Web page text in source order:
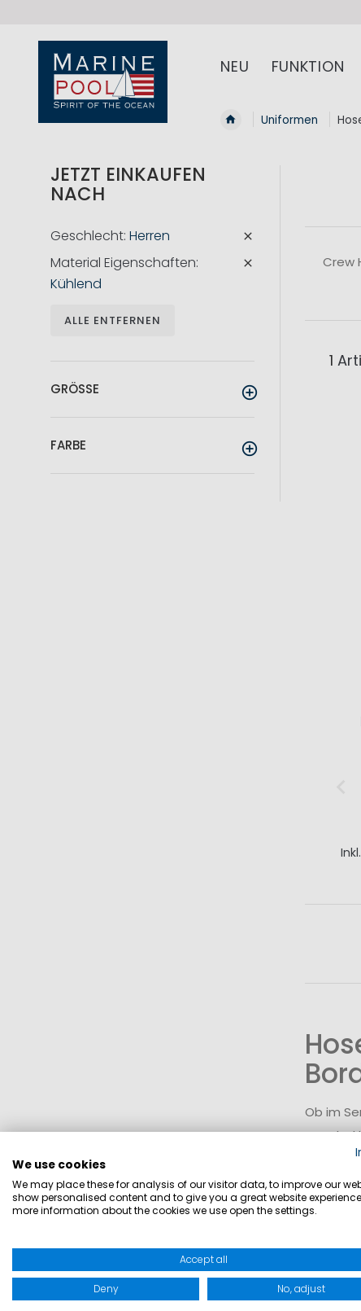
NEU FUNKTION
Uniformen
Crew
1
Ob im
Zum
Dadurch
JETZT EINKAUFEN
NACH
Geschlecht Herren
Material Eigenschaften
Kühlend
ALLE ENTFERNEN
GRÖSSE
FARBE
We use cookies
We may place these for analysis of our visitor data, to improve our
show personalised content and to give you a great website
more information about the cookies we use open the settings.
Accept all
Deny No, adjust